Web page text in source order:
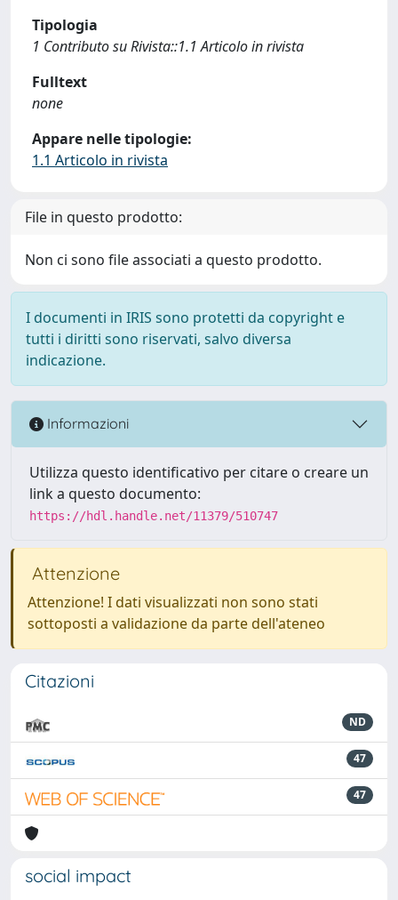
Tipologia
1 Contributo su Rivista::1.1 Articolo in rivista
Fulltext
none
Appare nelle tipologie:
1.1 Articolo in rivista
File in questo prodotto:
Non ci sono file associati a questo prodotto.
I documenti in IRIS sono protetti da copyright e
tutti i diritti sono riservati, salvo diversa
indicazione.
Informazioni
Utilizza questo identificativo per citare o creare un
link a questo documento:
https://hdl.handle.net/11379/510747
Attenzione
Attenzione! I dati visualizzati non sono stati
sottoposti a validazione da parte dell'ateneo
Citazioni
ND
47
47
social impact